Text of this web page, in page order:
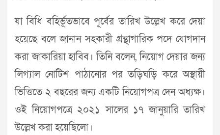
যা বিধি বহির্ভূতভাবে পূর্বের তারিখ উল্লেখ করে দেয়া
হয়েছে বলে জানান সহকারী গ্রন্থাগারিক পদে যোগদান
করা জাকারিয়া হাবিব। তিনি বলেন, নিয়োগ দেয়ার জন্য
লিগ্যাল নোটিশ পাঠানোর পর তড়িঘড়ি করে অস্থায়ী
ভিত্তিতে ২ বছরের জন্য একটি নিয়োগপত্র দেন অধ্যক্ষ।
ওই নিয়োগপত্রে ২০২১ সালের ১৭ জানুয়ারি তারিখ
উল্লেখ করা হয়েছিলো।